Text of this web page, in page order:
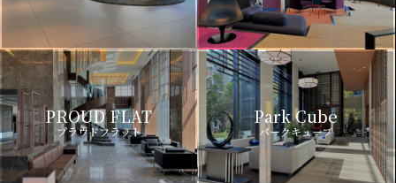
PROUD FLAT
プラウドフラット
Park Cube
パークキューブ